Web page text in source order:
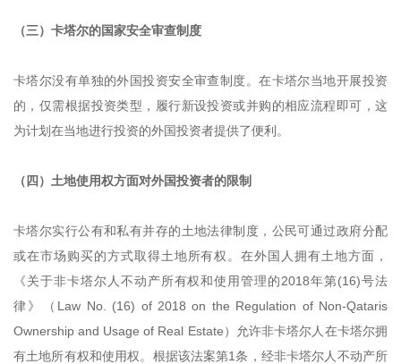
（三）卡塔尔的国家安全审查制度
卡塔尔没有单独的外国投资安全审查制度。在卡塔尔当地开展投资
的，仅需根据投资类型，履行新设投资或并购的相应流程即可，这
为计划在当地进行投资的外国投资者提供了便利。
（四）土地使用权方面对外国投资者的限制
卡塔尔实行公有和私有并存的土地法律制度，公民可通过政府分配
或在市场购买的方式取得土地所有权。在外国人拥有土地方面，
《关于非卡塔尔人不动产所有权和使用管理的2018年第(16)号法
律》（Law No. (16) of 2018 on the Regulation of Non-Qataris
Ownership and Usage of Real Estate）允许非卡塔尔人在卡塔尔拥
有土地所有权和使用权。根据该法案第1条，经非卡塔尔人不动产所